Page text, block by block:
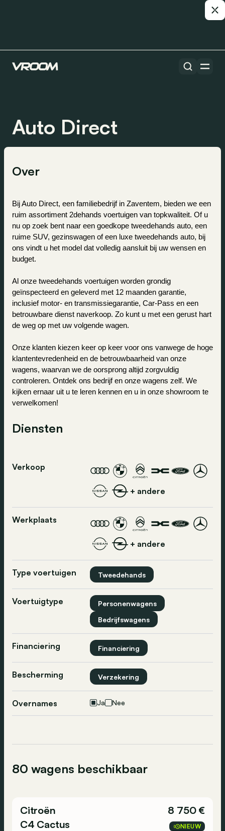
Auto Direct
Over
Bij Auto Direct, een familiebedrijf in Zaventem, bieden we een
ruim assortiment 2dehands voertuigen van topkwaliteit. Of u
nu op zoek bent naar een goedkope tweedehands auto, een
ruime SUV, gezinswagen of een luxe tweedehands auto, bij
ons vindt u het model dat volledig aansluit bij uw wensen en
budget.
Al onze tweedehands voertuigen worden grondig
geïnspecteerd en geleverd met 12 maanden garantie,
inclusief motor- en transmissiegarantie, Car-Pass en een
betrouwbare dienst naverkoop. Zo kunt u met een gerust hart
de weg op met uw volgende wagen.
Onze klanten kiezen keer op keer voor ons vanwege de hoge
klantentevredenheid en de betrouwbaarheid van onze
wagens, waarvan we de oorsprong altijd zorgvuldig
controleren. Ontdek ons bedrijf en onze wagens zelf. We
kijken ernaar uit u te leren kennen en u in onze showroom te
verwelkomen!
Diensten
Verkoop
+ andere
Werkplaats
+ andere
Type voertuigen Tweedehands
Voertuigtype
Personenwagens
Bedrijfswagens
Financiering Financiering
Bescherming Verzekering
Overnames Ja Nee
80 wagens beschikbaar
Citroën
C4 Cactus
8 750 €
NIEUW